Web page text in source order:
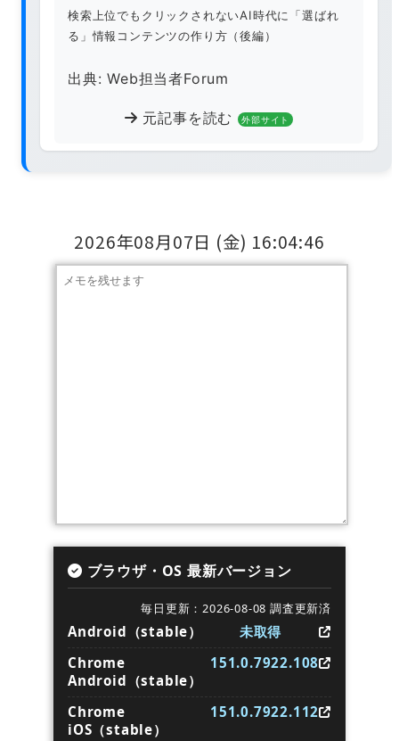
検索上位でもクリックされないAI時代に「選ばれ
る」情報コンテンツの作り方（後編）
出典: Web担当者Forum
元記事を読む 外部サイト
2026年08月07日 (金) 16:04:46
ブラウザ・OS 最新バージョン
毎日更新：2026-08-08 調査更新済
Android（stable）
未取得
Chrome
Android（stable）
151.0.7922.108
Chrome
iOS（stable）
151.0.7922.112